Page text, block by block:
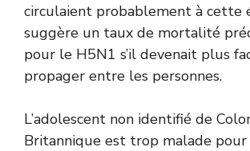
circulaient probablement à cette
suggère un taux de mortalité
pour le H5N1 s’il devenait plus
propager entre les personnes.
L’adolescent non identifié de
Britannique est trop malade